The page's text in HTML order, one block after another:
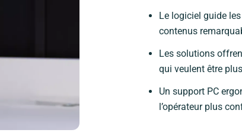
Le logiciel guide
contenus
Les solutions
qui veulent être
Un support PC
l’opérateur plus